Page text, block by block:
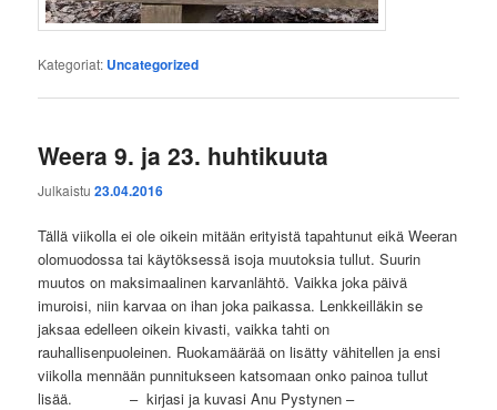
Kategoriat: Uncategorized
Weera 9. ja 23. huhtikuuta
Julkaistu23.04.2016
Tällä viikolla ei ole oikein mitään erityistä tapahtunut eikä Weeran
olomuodossa tai käytöksessä isoja muutoksia tullut. Suurin
muutos on maksimaalinen karvanlähtö. Vaikka joka päivä
imuroisi, niin karvaa on ihan joka paikassa. Lenkkeilläkin se
jaksaa edelleen oikein kivasti, vaikka tahti on
rauhallisenpuoleinen. Ruokamäärää on lisätty vähitellen ja ensi
viikolla mennään punnitukseen katsomaan onko painoa tullut
lisää. – kirjasi ja kuvasi Anu Pystynen –